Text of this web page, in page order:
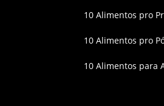
10 Alimentos pro
10 Alimentos pro
10 Alimentos para